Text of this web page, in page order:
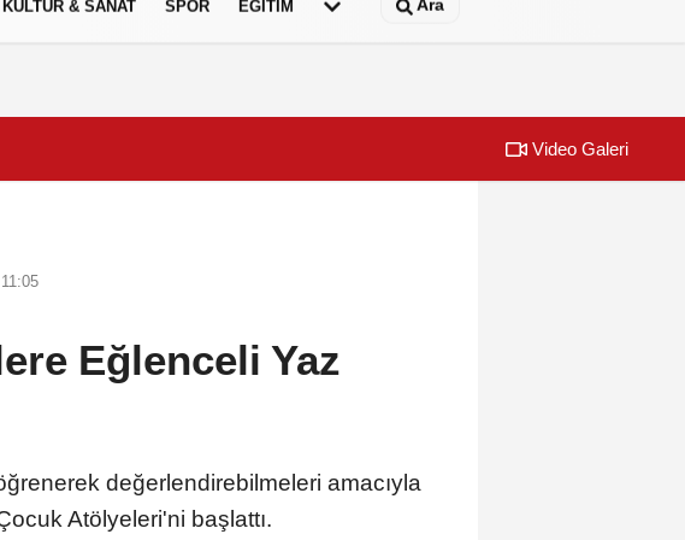
KÜLTÜR & SANAT SPOR EĞİTİM Ara
Geçiriyor” Kemer
Video Galeri
Eğlenceli Yaz
değerlendirebilmeleri amacıyla
Atölyeleri'ni başlattı.